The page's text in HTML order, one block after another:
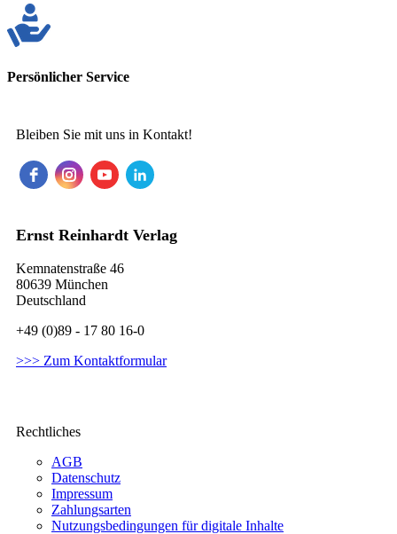
Persönlicher Service
Bleiben Sie mit uns in Kontakt!
Ernst Reinhardt Verlag
Kemnatenstraße 46
80639 München
Deutschland
+49 (0)89 - 17 80 16-0
>>> Zum Kontaktformular
Rechtliches
AGB
Datenschutz
Impressum
Zahlungsarten
Nutzungsbedingungen für digitale Inhalte